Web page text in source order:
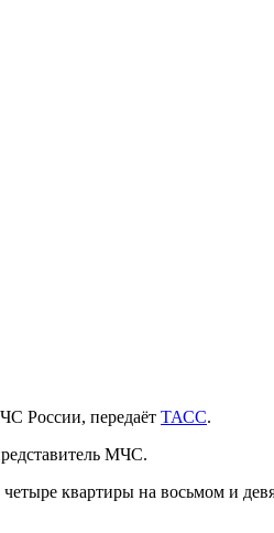
России, передаёт ТАСС.
МЧС.
квартиры на восьмом и